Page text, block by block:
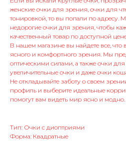
женские очки для зрения, очки для
тонировкой, то вы попали по адресу.
недорогие очки для зрения, чтобы
качественный товар по доступной
В нашем магазине вы найдете все,
ясного и комфортного зрения. Мы
оптическими силами, а также очки
увеличительные очки и даже очки
Не откладывайте заботу о своем
профиль и выберите идеальные
помогут вам видеть мир ясно и модно.
Тип: Очки с диоптриями
Форма: Квадратные